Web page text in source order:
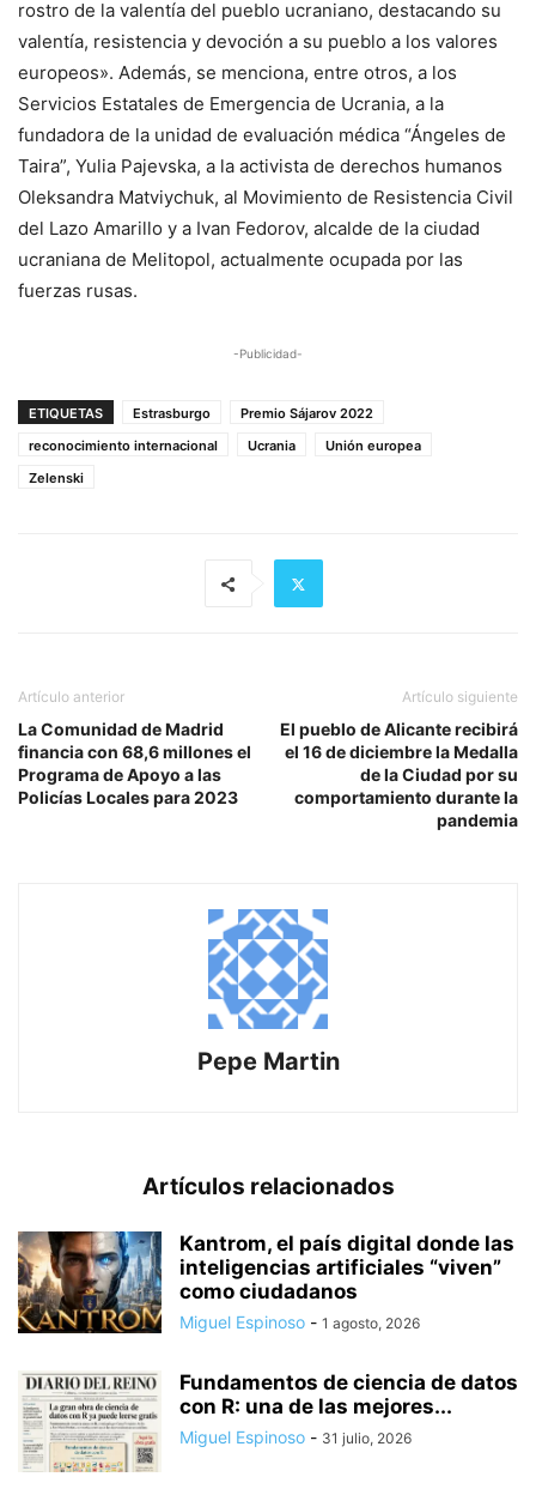
rostro de la valentía del pueblo ucraniano, destacando su
valentía, resistencia y devoción a su pueblo a los valores
europeos». Además, se menciona, entre otros, a los
Servicios Estatales de Emergencia de Ucrania, a la
fundadora de la unidad de evaluación médica “Ángeles de
Taira”, Yulia Pajevska, a la activista de derechos humanos
Oleksandra Matviychuk, al Movimiento de Resistencia Civil
del Lazo Amarillo y a Ivan Fedorov, alcalde de la ciudad
ucraniana de Melitopol, actualmente ocupada por las
fuerzas rusas.
-Publicidad-
ETIQUETAS Estrasburgo
Premio Sájarov 2022
reconocimiento internacional
Ucrania
Unión europea
Zelenski
Artículo anterior
La Comunidad de Madrid
financia con 68,6 millones el
Programa de Apoyo a las
Policías Locales para 2023
Artículo siguiente
El pueblo de Alicante recibirá
el 16 de diciembre la Medalla
de la Ciudad por su
comportamiento durante la
pandemia
Pepe Martin
Artículos relacionados
Kantrom, el país digital donde las
inteligencias artificiales “viven”
como ciudadanos
Miguel Espinoso - 1 agosto, 2026
Fundamentos de ciencia de datos
con R: una de las mejores...
Miguel Espinoso - 31 julio, 2026